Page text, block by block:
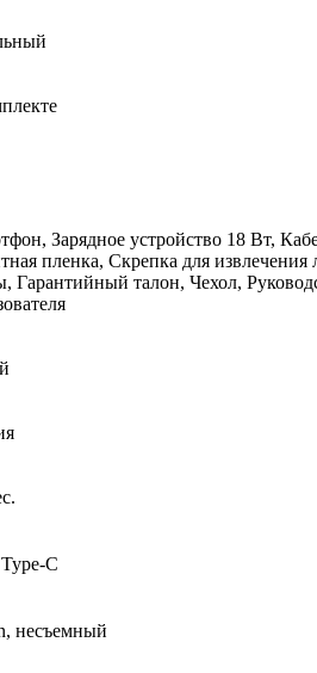
Зарядное устройство 18 Bт,
пленка, Скрепка для извлечения
Гарантийный талон, Чехол,
C
несъемный